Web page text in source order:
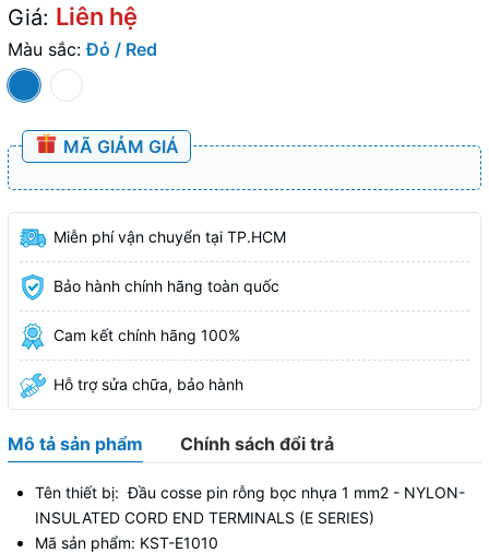
Giá: Liên hệ
Màu sắc:Đỏ / Red
MÃ GIẢM GIÁ
Miễn phí vận chuyển tại TP.HCM
Bảo hành chính hãng toàn quốc
Cam kết chính hãng 100%
Hỗ trợ sửa chữa, bảo hành
Mô tả sản phẩm Chính sách đổi trả
Tên thiết bị: Đầu cosse pin rỗng bọc nhựa 1 mm2 - NYLON-
INSULATED CORD END TERMINALS (E SERIES)
Mã sản phẩm: KST-E1010